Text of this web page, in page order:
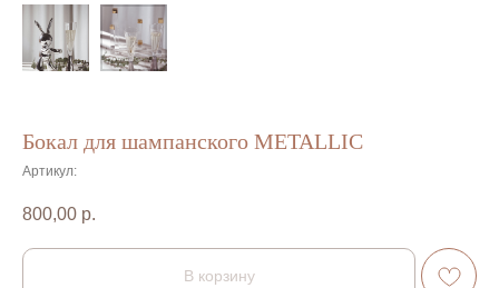
Бокал для шампанского METALLIC
Артикул:
800,00 р.
В корзину